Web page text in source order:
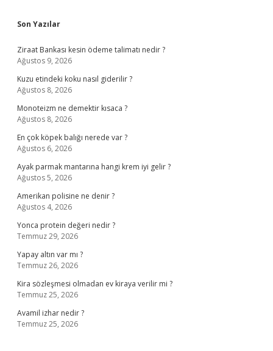
Sidebar
Son Yazılar
Ziraat Bankası kesin ödeme talimatı nedir ?
Ağustos 9, 2026
Kuzu etindeki koku nasıl giderilir ?
Ağustos 8, 2026
Monoteizm ne demektir kısaca ?
Ağustos 8, 2026
En çok köpek balığı nerede var ?
Ağustos 6, 2026
Ayak parmak mantarına hangi krem iyi gelir ?
Ağustos 5, 2026
Amerikan polisine ne denir ?
Ağustos 4, 2026
Yonca protein değeri nedir ?
Temmuz 29, 2026
Yapay altın var mı ?
Temmuz 26, 2026
Kira sözleşmesi olmadan ev kiraya verilir mi ?
Temmuz 25, 2026
Avamil izhar nedir ?
Temmuz 25, 2026